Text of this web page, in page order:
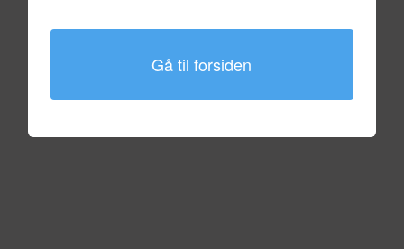
Gå til forsiden